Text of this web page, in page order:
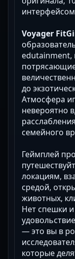
Voyager
edutainment,
до
Атмосфера
невероятно
семейного
Геймплей
локациям,
средой,
животных,
Нет спешки
— это вы в
которые